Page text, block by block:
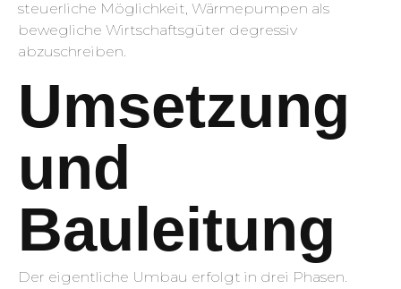
steuerliche Möglichkeit, Wärmepumpen als
bewegliche Wirtschaftsgüter degressiv
abzuschreiben.
Umsetzung
und
Bauleitung
Der eigentliche Umbau erfolgt in drei Phasen.